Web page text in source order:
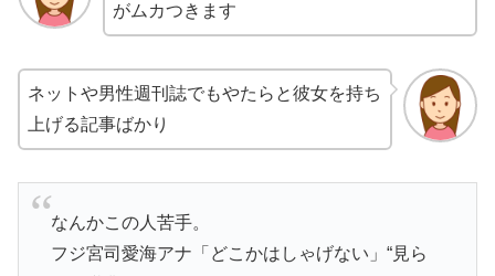
がムカつきます
ネットや男性週刊誌でもやたらと彼女を持ち
上げる記事ばかり
なんかこの人苦手。
フジ宮司愛海アナ「どこかはしゃげない」“見ら